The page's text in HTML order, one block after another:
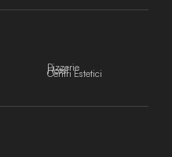
Pizzerie
Hotel
Centri Estetici